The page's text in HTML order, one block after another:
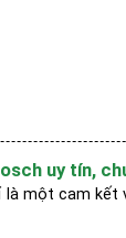
uy tín,
là một cam